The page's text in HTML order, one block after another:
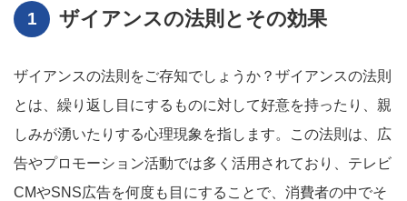
ザイアンスの法則とその効果
ザイアンスの法則をご存知でしょうか？ザイアンスの法則
とは、繰り返し目にするものに対して好意を持ったり、親
しみが湧いたりする心理現象を指します。この法則は、広
告やプロモーション活動では多く活用されており、テレビ
CMやSNS広告を何度も目にすることで、消費者の中でそ